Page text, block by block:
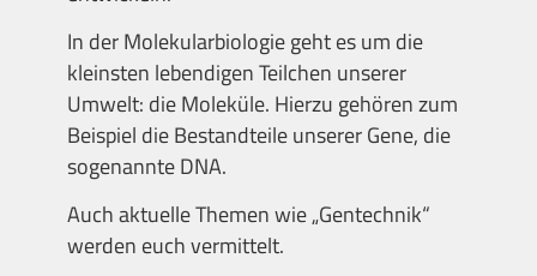
In der Molekularbiologie geht es um die
kleinsten lebendigen Teilchen unserer
Umwelt: die Moleküle. Hierzu gehören zum
Beispiel die Bestandteile unserer Gene, die
sogenannte DNA.
Auch aktuelle Themen wie „Gentechnik“
werden euch vermittelt.